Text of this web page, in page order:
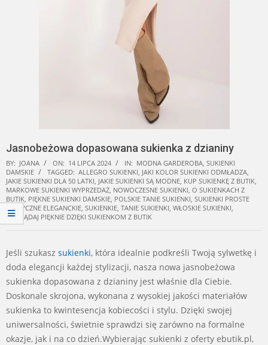
Jasnobeżowa dopasowana sukienka z dzianiny
BY: JOANA ON: 14 LIPCA 2024 IN: MODNA GARDEROBA SUKIENKI
DAMSKIE
TAGGED: ALLEGRO SUKIENKI JAKI KOLOR SUKIENKI ODMŁADZA
JAKIE SUKIENKI DLA 50 LATKI JAKIE SUKIENKI SĄ MODNE KUP SUKIENKĘ Z BUTIK
MARKOWE SUKIENKI WYPRZEDAŻ NOWOCZESNE SUKIENKI O SUKIENKACH Z
BUTIK PIĘKNE SUKIENKI DAMSKIE POLSKIE TANIE SUKIENKI SUKIENKI PROSTE
KLASYCZNE ELEGANCKIE SUKIENKIE TANIE SUKIENKI WŁOSKIE SUKIENKI
WYGLĄDAJ PIĘKNIE DZIĘKI SUKIENKOM Z BUTIK
Jeśli szukasz sukienki, która idealnie podkreśli Twoją sylwetkę i
doda elegancji każdej stylizacji, nasza nowa jasnobeżowa
sukienka dopasowana z dzianiny jest właśnie dla Ciebie.
Doskonale skrojona, wykonana z wysokiej jakości materiałów
sukienka to kwintesencja kobiecości i stylu. Dzięki swojej
uniwersalności, świetnie sprawdzi się zarówno na formalne
okazje, jak i na co dzień.Wybierając sukienki z oferty ebutik.pl,